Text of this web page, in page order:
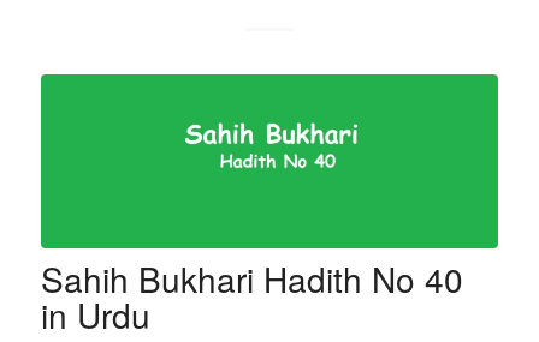
Sahih Bukhari Hadith No 40
in Urdu